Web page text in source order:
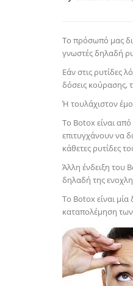
Το πρόσωπό μας
γνωστές δηλαδή
Εάν στις ρυτίδες
δόσεις κούρασης,
Ή τουλάχιστον
Το Βotox είναι
επιτυγχάνουν να
κάθετες ρυτίδες
Άλλη ένδειξη του
δηλαδή της
Το Botox είναι
καταπολέμηση